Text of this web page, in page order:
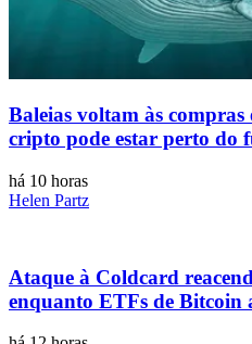
Baleias voltam às
cripto pode estar perto do
há 10 horas
Helen Partz
Ataque à Coldcard
enquanto ETFs de Bitcoin